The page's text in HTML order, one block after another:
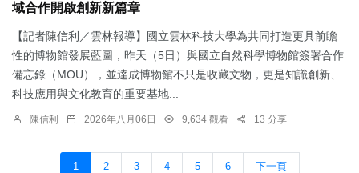
域合作開啟創新新篇章
【記者陳信利／雲林報導】國立雲林科技大學為共同打造更具前瞻
性的博物館發展藍圖，昨天（5日）與國立自然科學博物館簽署合作
備忘錄（MOU），並達成博物館不只是收藏文物，更是知識創新、
科技應用與文化教育的重要基地...
陳信利 2026年八月06日 9,634 觀看 13 分享
1 2 3 4 5 6 下一頁